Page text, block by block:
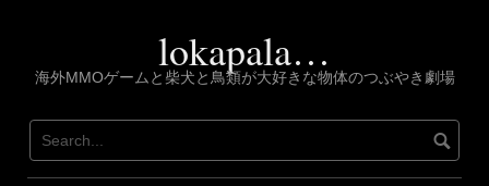
lokapala…
海外MMOゲームと柴犬と鳥類が大好きな物体のつぶやき劇場